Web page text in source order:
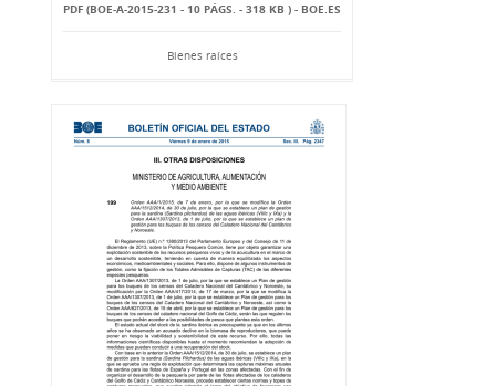
PDF (BOE-A-2015-231 - 10 PÁGS. - 318 KB ) - BOE.ES
Bienes raíces